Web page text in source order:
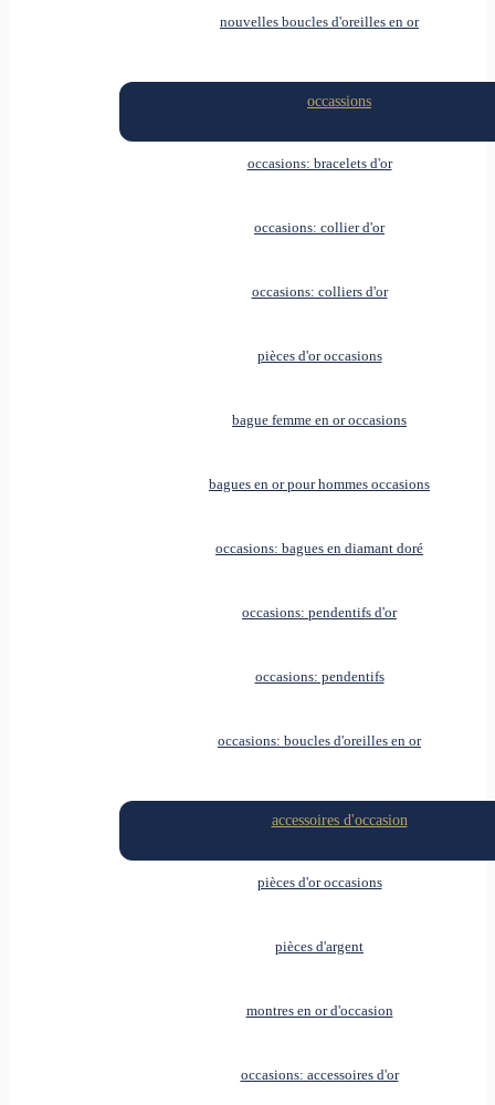
nouvelles boucles d'oreilles en or
occassions
occasions: bracelets d'or
occasions: collier d'or
occasions: colliers d'or
pièces d'or occasions
bague femme en or occasions
bagues en or pour hommes occasions
occasions: bagues en diamant doré
occasions: pendentifs d'or
occasions: pendentifs
occasions: boucles d'oreilles en or
accessoires d'occasion
pièces d'or occasions
pièces d'argent
montres en or d'occasion
occasions: accessoires d'or